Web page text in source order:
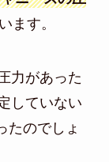
ます。
力があった
していない
たのでしょ